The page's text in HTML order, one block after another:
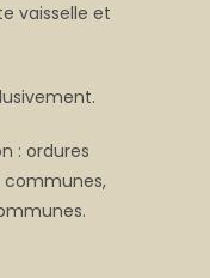
vaisselle et
: ordures
communes,